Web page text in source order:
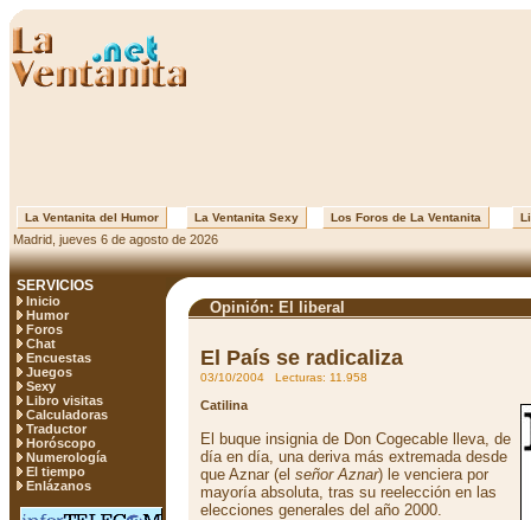
La Ventanita del Humor La Ventanita Sexy Los Foros de La Ventanita
Madrid, jueves 6 de agosto de 2026
SERVICIOS
Inicio
Humor
Foros
Chat
Encuestas
Juegos
Sexy
Libro visitas
Calculadoras
Traductor
Horóscopo
Numerología
El tiempo
Enlázanos
Opinión: El liberal
El País se radicaliza
03/10/2004 Lecturas: 11.958
Catilina
El buque insignia de Don Cogecable lleva, de
día en día, una deriva más extremada desde
que Aznar (el señor Aznar) le venciera por
mayoría absoluta, tras su reelección en las
elecciones generales del año 2000.